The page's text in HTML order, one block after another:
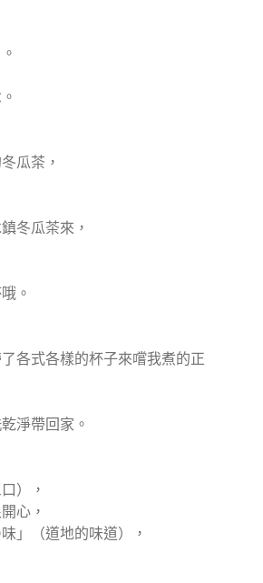
瓜茶，
冬瓜茶來，
。
各式各樣的杯子來嚐我煮的正
淨帶回家。
），
心，
」（道地的味道），